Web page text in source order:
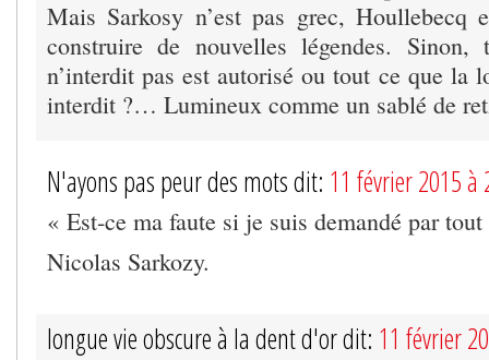
Mais Sarkosy n’est pas grec,
construire de nouvelles légendes.
n’interdit pas est autorisé ou tout ce que la
interdit ?… Lumineux comme un sablé de
N'ayons pas peur des mots dit: 11 février 2015 à
« Est-ce ma faute si je suis demandé par
Nicolas Sarkozy.
longue vie obscure à la dent d'or dit: 11 février